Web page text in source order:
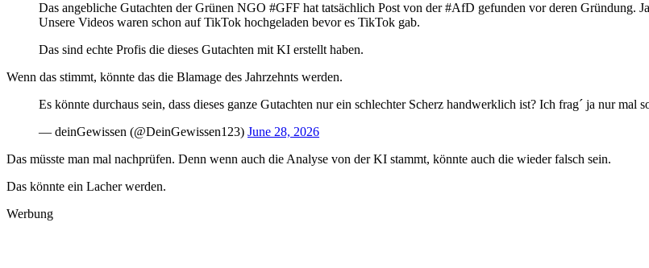
Das angebliche Gutachten der Grünen NGO #GFF hat tatsächlich Post von der #AfD gefunden vor deren Gründung.
Unsere Videos waren schon auf TikTok hochgeladen bevor es TikTok gab.
Das sind echte Profis die dieses Gutachten mit KI erstellt haben.
Wenn das stimmt, könnte das die Blamage des Jahrzehnts werden.
Es könnte durchaus sein, dass dieses ganze Gutachten nur ein schlechter Scherz handwerklich ist? Ich frag´ ja nur mal
— deinGewissen (@DeinGewissen123) June 28, 2026
Das müsste man mal nachprüfen. Denn wenn auch die Analyse von der KI stammt, könnte auch die wieder falsch sein.
Das könnte ein Lacher werden.
Werbung